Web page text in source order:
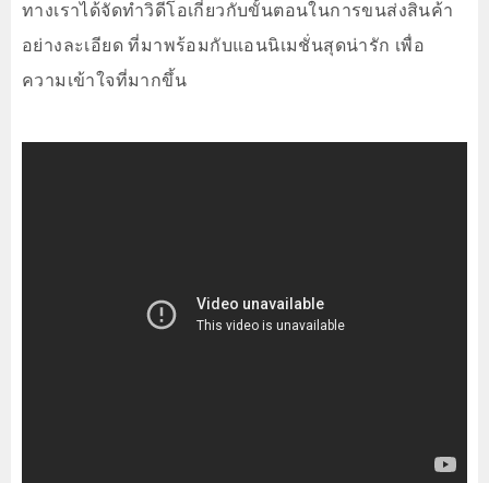
ทางเราได้จัดทำวิดีโอเกี่ยวกับขั้นตอนในการขนส่งสินค้า
อย่างละเอียด ที่มาพร้อมกับแอนนิเมชั่นสุดน่ารัก เพื่อ
ความเข้าใจที่มากขึ้น